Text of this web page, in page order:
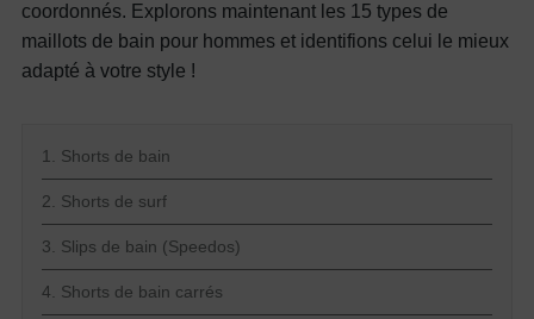
coordonnés. Explorons maintenant les 15 types de
maillots de bain pour hommes et identifions celui le mieux
adapté à votre style !
1. Shorts de bain
2. Shorts de surf
3. Slips de bain (Speedos)
4. Shorts de bain carrés